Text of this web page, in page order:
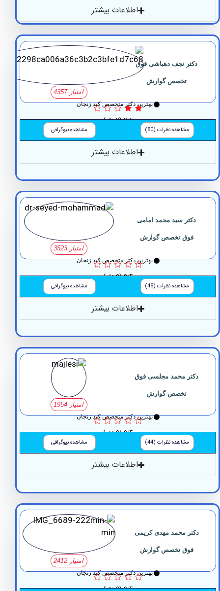
اطلاعات بیشتر
نجف دهباشی فوق
تخصص گوارش
بهترین دکتر متخصص کبد زنجان
2/5 (3 نظر)
مشاهده نظرات (80) مشاهده بیوگرافی
اطلاعات بیشتر
سید محمد امامی
فوق تخصص گوارش
بهترین دکتر متخصص کبد زنجان
0/5 (0 نظر)
مشاهده نظرات (48) مشاهده بیوگرافی
اطلاعات بیشتر
محمد مجلسی فوق
تخصص گوارش
بهترین دکتر متخصص کبد زنجان
0/5 (0 نظر)
مشاهده نظرات (44) مشاهده بیوگرافی
اطلاعات بیشتر
محمد مهدی کریمی
فوق تخصص گوارش
بهترین دکتر متخصص کبد زنجان